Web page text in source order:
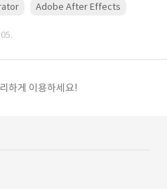
Adobe After Effects
하게 이용하세요!